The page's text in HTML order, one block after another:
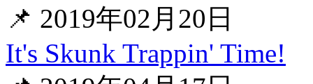
📌 2019年02月20日
It's Skunk Trappin' Time!